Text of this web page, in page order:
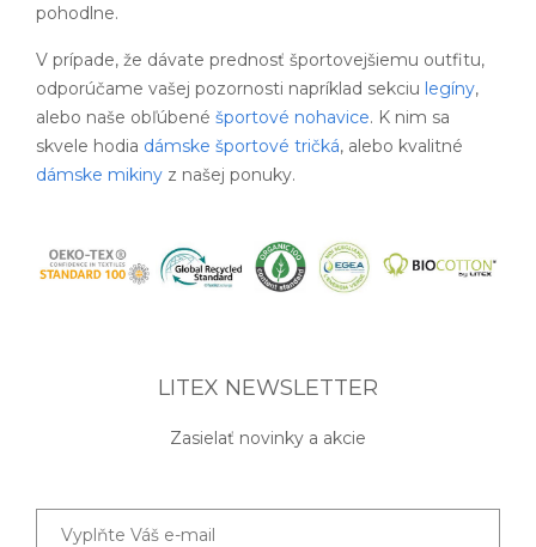
pohodlne.
V prípade, že dávate prednosť športovejšiemu outfitu,
odporúčame vašej pozornosti napríklad sekciu legíny,
alebo naše obľúbené športové nohavice. K nim sa
skvele hodia dámske športové tričká, alebo kvalitné
dámske mikiny z našej ponuky.
LITEX NEWSLETTER
Zasielať novinky a akcie